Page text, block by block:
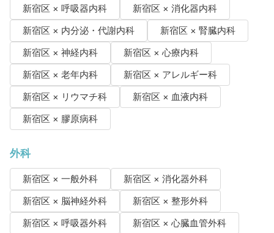
新宿区 × 呼吸器内科
新宿区 × 消化器内科
新宿区 × 内分泌・代謝内科
新宿区 × 腎臓内科
新宿区 × 神経内科
新宿区 × 心療内科
新宿区 × 老年内科
新宿区 × アレルギー科
新宿区 × リウマチ科
新宿区 × 血液内科
新宿区 × 膠原病科
外科
新宿区 × 一般外科
新宿区 × 消化器外科
新宿区 × 脳神経外科
新宿区 × 整形外科
新宿区 × 呼吸器外科
新宿区 × 心臓血管外科